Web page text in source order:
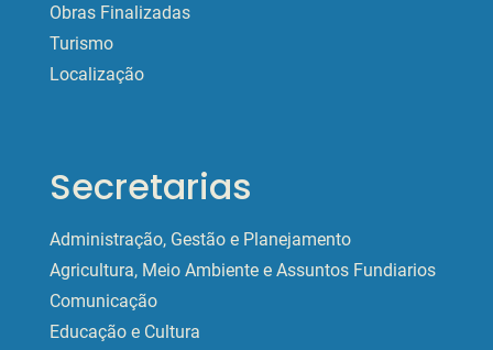
Obras Finalizadas
Turismo
Localização
Secretarias
Administração, Gestão e Planejamento
Agricultura, Meio Ambiente e Assuntos Fundiarios
Comunicação
Educação e Cultura